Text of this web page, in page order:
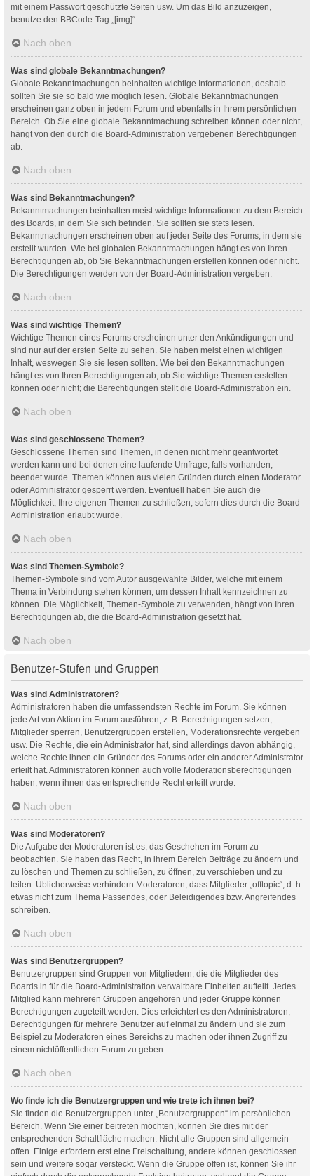
mit einem Passwort geschützte Seiten usw. Um das Bild anzuzeigen,
benutze den BBCode-Tag „[img]“.
Nach oben
Was sind globale Bekanntmachungen?
Globale Bekanntmachungen beinhalten wichtige Informationen, deshalb
sollten Sie sie so bald wie möglich lesen. Globale Bekanntmachungen
erscheinen ganz oben in jedem Forum und ebenfalls in Ihrem persönlichen
Bereich. Ob Sie eine globale Bekanntmachung schreiben können oder nicht,
hängt von den durch die Board-Administration vergebenen Berechtigungen
ab.
Nach oben
Was sind Bekanntmachungen?
Bekanntmachungen beinhalten meist wichtige Informationen zu dem Bereich
des Boards, in dem Sie sich befinden. Sie sollten sie stets lesen.
Bekanntmachungen erscheinen oben auf jeder Seite des Forums, in dem sie
erstellt wurden. Wie bei globalen Bekanntmachungen hängt es von Ihren
Berechtigungen ab, ob Sie Bekanntmachungen erstellen können oder nicht.
Die Berechtigungen werden von der Board-Administration vergeben.
Nach oben
Was sind wichtige Themen?
Wichtige Themen eines Forums erscheinen unter den Ankündigungen und
sind nur auf der ersten Seite zu sehen. Sie haben meist einen wichtigen
Inhalt, weswegen Sie sie lesen sollten. Wie bei den Bekanntmachungen
hängt es von Ihren Berechtigungen ab, ob Sie wichtige Themen erstellen
können oder nicht; die Berechtigungen stellt die Board-Administration ein.
Nach oben
Was sind geschlossene Themen?
Geschlossene Themen sind Themen, in denen nicht mehr geantwortet
werden kann und bei denen eine laufende Umfrage, falls vorhanden,
beendet wurde. Themen können aus vielen Gründen durch einen Moderator
oder Administrator gesperrt werden. Eventuell haben Sie auch die
Möglichkeit, Ihre eigenen Themen zu schließen, sofern dies durch die Board-
Administration erlaubt wurde.
Nach oben
Was sind Themen-Symbole?
Themen-Symbole sind vom Autor ausgewählte Bilder, welche mit einem
Thema in Verbindung stehen können, um dessen Inhalt kennzeichnen zu
können. Die Möglichkeit, Themen-Symbole zu verwenden, hängt von Ihren
Berechtigungen ab, die die Board-Administration gesetzt hat.
Nach oben
Benutzer-Stufen und Gruppen
Was sind Administratoren?
Administratoren haben die umfassendsten Rechte im Forum. Sie können
jede Art von Aktion im Forum ausführen; z. B. Berechtigungen setzen,
Mitglieder sperren, Benutzergruppen erstellen, Moderationsrechte vergeben
usw. Die Rechte, die ein Administrator hat, sind allerdings davon abhängig,
welche Rechte ihnen ein Gründer des Forums oder ein anderer Administrator
erteilt hat. Administratoren können auch volle Moderationsberechtigungen
haben, wenn ihnen das entsprechende Recht erteilt wurde.
Nach oben
Was sind Moderatoren?
Die Aufgabe der Moderatoren ist es, das Geschehen im Forum zu
beobachten. Sie haben das Recht, in ihrem Bereich Beiträge zu ändern und
zu löschen und Themen zu schließen, zu öffnen, zu verschieben und zu
teilen. Üblicherweise verhindern Moderatoren, dass Mitglieder „offtopic“, d. h.
etwas nicht zum Thema Passendes, oder Beleidigendes bzw. Angreifendes
schreiben.
Nach oben
Was sind Benutzergruppen?
Benutzergruppen sind Gruppen von Mitgliedern, die die Mitglieder des
Boards in für die Board-Administration verwaltbare Einheiten aufteilt. Jedes
Mitglied kann mehreren Gruppen angehören und jeder Gruppe können
Berechtigungen zugeteilt werden. Dies erleichtert es den Administratoren,
Berechtigungen für mehrere Benutzer auf einmal zu ändern und sie zum
Beispiel zu Moderatoren eines Bereichs zu machen oder ihnen Zugriff zu
einem nichtöffentlichen Forum zu geben.
Nach oben
Wo finde ich die Benutzergruppen und wie trete ich ihnen bei?
Sie finden die Benutzergruppen unter „Benutzergruppen“ im persönlichen
Bereich. Wenn Sie einer beitreten möchten, können Sie dies mit der
entsprechenden Schaltfläche machen. Nicht alle Gruppen sind allgemein
offen. Einige erfordern erst eine Freischaltung, andere können geschlossen
sein und weitere sogar versteckt. Wenn die Gruppe offen ist, können Sie ihr